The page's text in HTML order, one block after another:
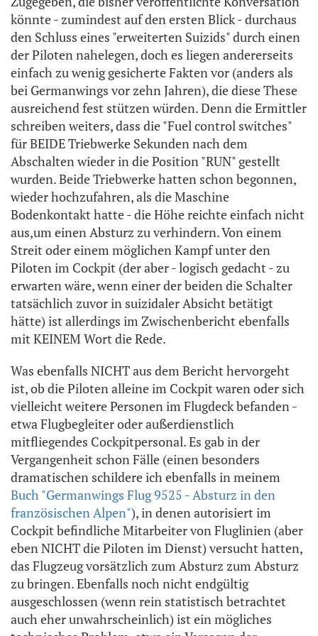
könnte - zumindest auf den ersten Blick - durchaus
den Schluss eines "erweiterten Suizids" durch einen
der Piloten nahelegen, doch es liegen andererseits
einfach zu wenig gesicherte Fakten vor (anders als
bei Germanwings vor zehn Jahren), die diese These
ausreichend fest stützen würden. Denn die Ermittler
schreiben weiters, dass die "Fuel control switches"
für BEIDE Triebwerke Sekunden nach dem
Abschalten wieder in die Position "RUN" gestellt
wurden. Beide Triebwerke hatten schon begonnen,
wieder hochzufahren, als die Maschine
Bodenkontakt hatte - die Höhe reichte einfach nicht
aus,um einen Absturz zu verhindern. Von einem
Streit oder einem möglichen Kampf unter den
Piloten im Cockpit (der aber - logisch gedacht - zu
erwarten wäre, wenn einer der beiden die Schalter
tatsächlich zuvor in suizidaler Absicht betätigt
hätte) ist allerdings im Zwischenbericht ebenfalls
mit KEINEM Wort die Rede.
Was ebenfalls NICHT aus dem Bericht hervorgeht
ist, ob die Piloten alleine im Cockpit waren oder sich
vielleicht weitere Personen im Flugdeck befanden -
etwa Flugbegleiter oder außerdienstlich
mitfliegendes Cockpitpersonal. Es gab in der
Vergangenheit schon Fälle (einen besonders
dramatischen schildere ich ebenfalls in meinem
Buch "Germanwings Flug 9525 - Absturz in den
französischen Alpen"), in denen autorisiert im
Cockpit befindliche Mitarbeiter von Fluglinien (aber
eben NICHT die Piloten im Dienst) versucht hatten,
das Flugzeug vorsätzlich zum Absturz zum Absturz
zu bringen. Ebenfalls noch nicht endgültig
ausgeschlossen (wenn rein statistisch betrachtet
auch eher unwahrscheinlich) ist ein mögliches